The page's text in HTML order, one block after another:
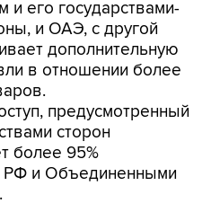
его государствами-
и ОАЭ, с другой
дополнительную
в отношении более
предусмотренный
сторон
более 95%
РФ и Объединенными